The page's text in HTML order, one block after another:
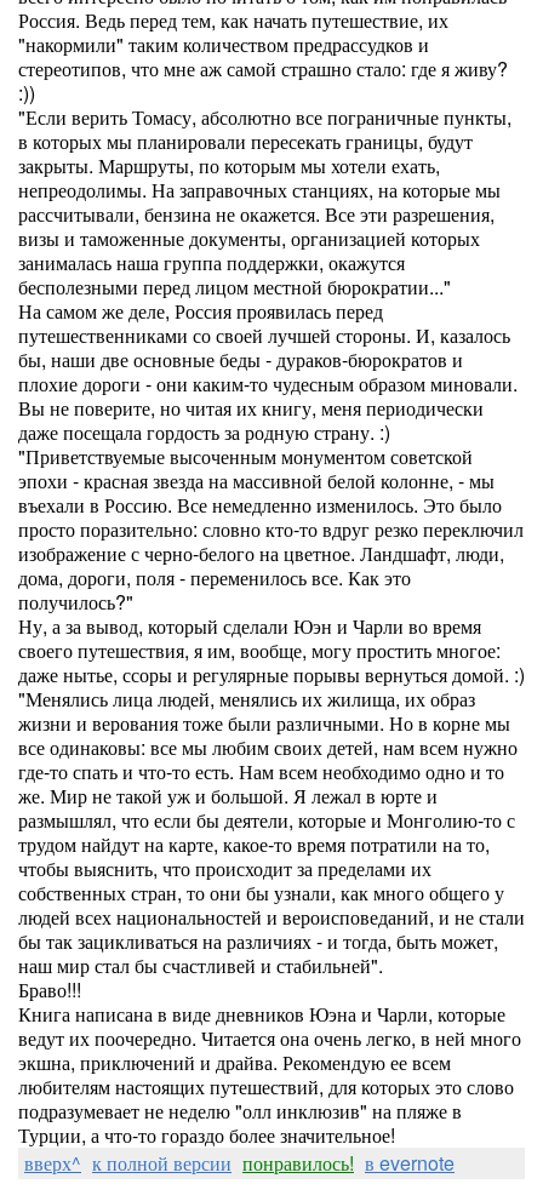
Россия. Ведь перед тем, как начать путешествие, их
"накормили" таким количеством предрассудков и
стереотипов, что мне аж самой страшно стало: где я живу?
:))
"Если верить Томасу, абсолютно все пограничные пункты,
в которых мы планировали пересекать границы, будут
закрыты. Маршруты, по которым мы хотели ехать,
непреодолимы. На заправочных станциях, на которые мы
рассчитывали, бензина не окажется. Все эти разрешения,
визы и таможенные документы, организацией которых
занималась наша группа поддержки, окажутся
бесполезными перед лицом местной бюрократии..."
На самом же деле, Россия проявилась перед
путешественниками со своей лучшей стороны. И, казалось
бы, наши две основные беды - дураков-бюрократов и
плохие дороги - они каким-то чудесным образом миновали.
Вы не поверите, но читая их книгу, меня периодически
даже посещала гордость за родную страну. :)
"Приветствуемые высоченным монументом советской
эпохи - красная звезда на массивной белой колонне, - мы
въехали в Россию. Все немедленно изменилось. Это было
просто поразительно: словно кто-то вдруг резко переключил
изображение с черно-белого на цветное. Ландшафт, люди,
дома, дороги, поля - переменилось все. Как это
получилось?"
Ну, а за вывод, который сделали Юэн и Чарли во время
своего путешествия, я им, вообще, могу простить многое:
даже нытье, ссоры и регулярные порывы вернуться домой. :)
"Менялись лица людей, менялись их жилища, их образ
жизни и верования тоже были различными. Но в корне мы
все одинаковы: все мы любим своих детей, нам всем нужно
где-то спать и что-то есть. Нам всем необходимо одно и то
же. Мир не такой уж и большой. Я лежал в юрте и
размышлял, что если бы деятели, которые и Монголию-то с
трудом найдут на карте, какое-то время потратили на то,
чтобы выяснить, что происходит за пределами их
собственных стран, то они бы узнали, как много общего у
людей всех национальностей и вероисповеданий, и не стали
бы так зацикливаться на различиях - и тогда, быть может,
наш мир стал бы счастливей и стабильней".
Браво!!!
Книга написана в виде дневников Юэна и Чарли, которые
ведут их поочередно. Читается она очень легко, в ней много
экшна, приключений и драйва. Рекомендую ее всем
любителям настоящих путешествий, для которых это слово
подразумевает не неделю "олл инклюзив" на пляже в
Турции, а что-то гораздо более значительное!
вверх^ к полной версии понравилось! в evernote